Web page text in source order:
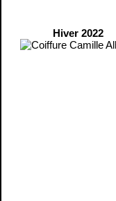
Hiver 2022